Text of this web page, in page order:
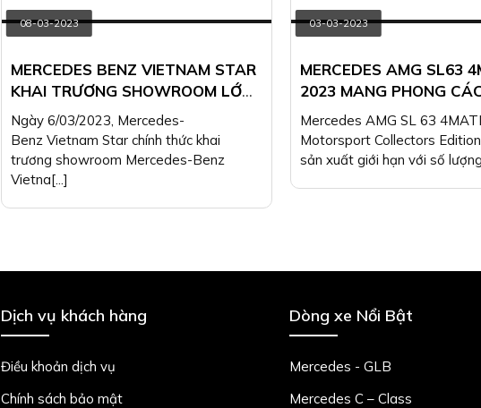
MERCEDES BENZ VIETNAM STAR
KHAI TRƯƠNG SHOWROOM LỚN
NHẤT TẠI TP. HỒ CHÍ MINH
08-03-2023
Ngày 6/03/2023, Mercedes-
Benz Vietnam Star chính thức khai
trương showroom Mercedes-Benz
Vietna[...]
MERCEDES AMG SL63
2023 MANG PHONG
ĐUA F1
03-03-2023
Mercedes AMG SL 63
Motorsport Collectors
sản xuất giới hạn với số
Dịch vụ khách hàng
Điều khoản dịch vụ
Chính sách bảo mật
Dòng xe Nổi Bật
Mercedes - GLB
Mercedes C – Class